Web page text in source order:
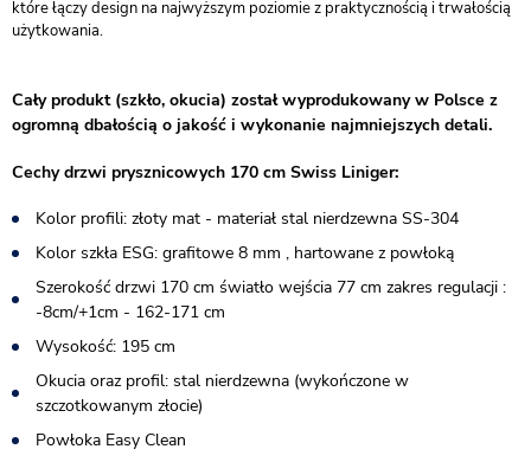
które łączy design na najwyższym poziomie z praktycznością i trwałością
użytkowania.
Cały produkt (szkło, okucia) został wyprodukowany w Polsce z
ogromną dbałością o jakość i wykonanie najmniejszych detali.
Cechy drzwi prysznicowych 170 cm Swiss Liniger:
Kolor profili: złoty mat - materiał stal nierdzewna SS-304
Kolor szkła ESG: grafitowe 8 mm , hartowane z powłoką
Szerokość drzwi 170 cm światło wejścia 77 cm zakres regulacji :
-8cm/+1cm - 162-171 cm
Wysokość: 195 cm
Okucia oraz profil: stal nierdzewna (wykończone w
szczotkowanym złocie)
Powłoka Easy Clean